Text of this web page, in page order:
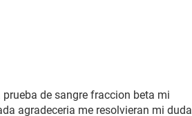
de sangre fraccion beta mi
agradeceria me resolvieran mi duda